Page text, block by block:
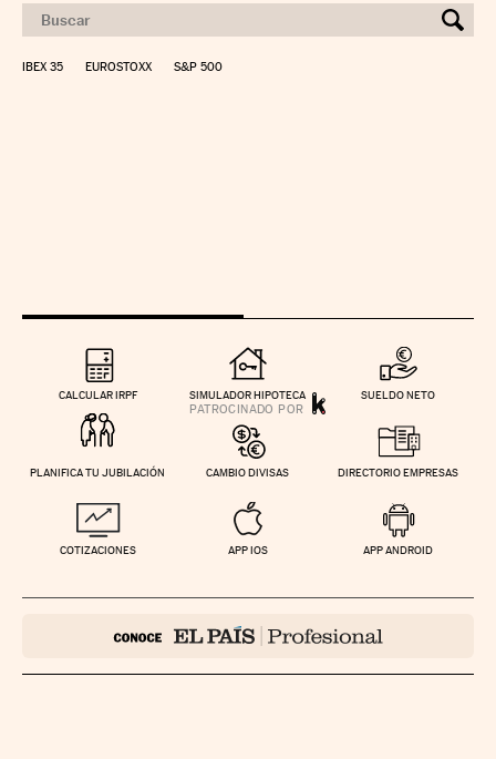
IBEX 35 EUROSTOXX S&P 500
CALCULAR IRPF SIMULADOR HIPOTECA SUELDO NETO
PLANIFICA TU JUBILACIÓN CAMBIO DIVISAS DIRECTORIO EMPRESAS
COTIZACIONES APP IOS APP ANDROID